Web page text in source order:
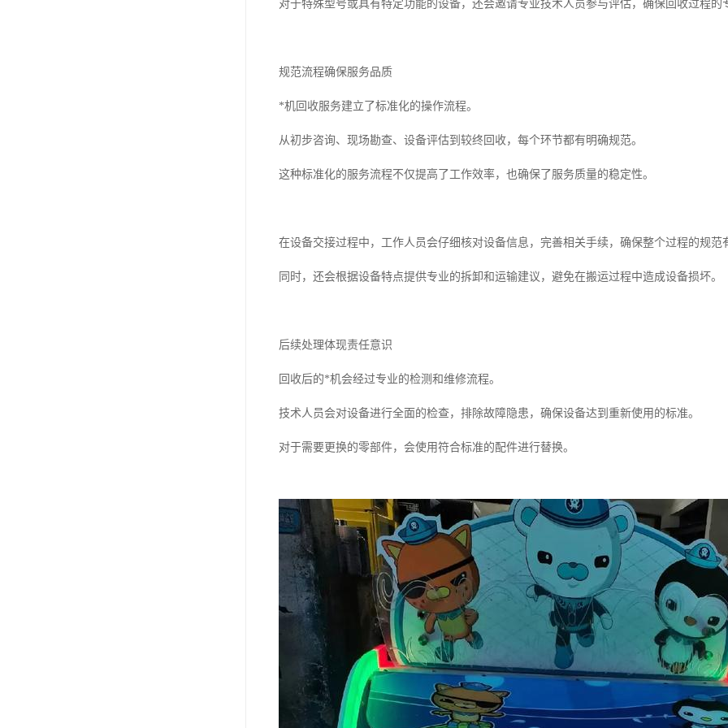
对于特殊型号或具有特定功能的设备，还会邀请专业技术人员参与评估，确保回收过程的
规范流程确保服务品质
*机回收服务建立了标准化的操作流程。
从初步咨询、现场勘查、设备评估到较终回收，每个环节都有明确规范。
这种标准化的服务流程不仅提高了工作效率，也确保了服务质量的稳定性。
在设备交接过程中，工作人员会仔细核对设备信息，完善相关手续，确保整个过程的规范
同时，还会根据设备特点提供专业的拆卸和运输建议，避免在搬运过程中造成设备损坏。
后续处理体现责任意识
回收后的*机会经过专业的检测和维修流程。
技术人员会对设备进行全面的检查，排除故障隐患，确保设备达到重新使用的标准。
对于需要更换的零部件，会使用符合标准的配件进行替换。